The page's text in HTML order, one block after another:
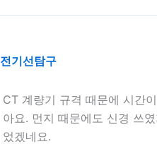
전기선탐구
CT 계량기 규격 때문에 시간
아요. 먼지 때문에도 신경 쓰
었겠네요.